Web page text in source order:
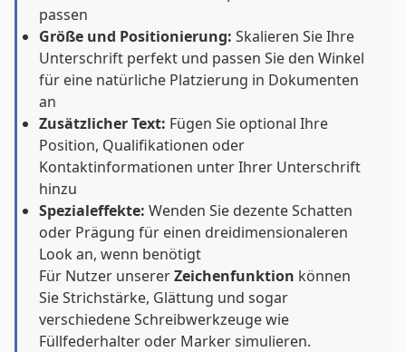
passen
Größe und Positionierung: Skalieren Sie Ihre
Unterschrift perfekt und passen Sie den Winkel
für eine natürliche Platzierung in Dokumenten
an
Zusätzlicher Text: Fügen Sie optional Ihre
Position, Qualifikationen oder
Kontaktinformationen unter Ihrer Unterschrift
hinzu
Spezialeffekte: Wenden Sie dezente Schatten
oder Prägung für einen dreidimensionaleren
Look an, wenn benötigt
Für Nutzer unsererZeichenfunktion können
Sie Strichstärke, Glättung und sogar
verschiedene Schreibwerkzeuge wie
Füllfederhalter oder Marker simulieren.